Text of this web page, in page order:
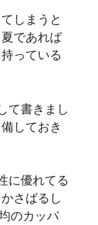
しまうと
であれば
っている
て書きまし
しておき
に優れてる
さばるし
のカッパ